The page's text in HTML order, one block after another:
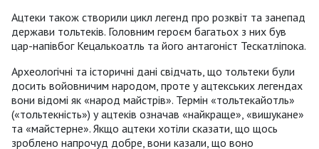
Ацтеки також створили цикл легенд про розквіт та занепад
держави тольтеків. Головним героєм багатьох з них був
цар-напівбог Кецалькоатль та його антагоніст Тескатліпока.
Археологічні та історичні дані свідчать, що тольтеки були
досить войовничим народом, проте у ацтекських легендах
вони відомі як «народ майстрів». Термін «тольтекайотль»
(«тольтекність») у ацтеків означав «найкраще», «вишукане»
та «майстерне». Якщо ацтеки хотіли сказати, що щось
зроблено напрочуд добре, вони казали, що воно